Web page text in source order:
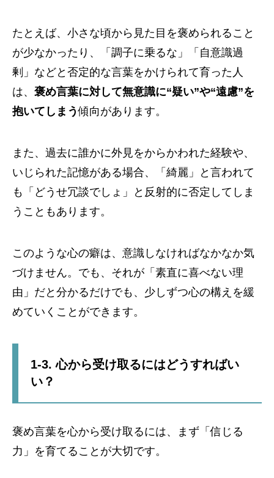
たとえば、小さな頃から見た目を褒められること
が少なかったり、「調子に乗るな」「自意識過
剰」などと否定的な言葉をかけられて育った人
は、 褒め言葉に対して無意識に“疑い”や“遠慮”を
抱いてしまう傾向があります。
また、過去に誰かに外見をからかわれた経験や、
いじられた記憶がある場合、「綺麗」と言われて
も「どうせ冗談でしょ」と反射的に否定してしま
うこともあります。
このような心の癖は、意識しなければなかなか気
づけません。でも、それが「素直に喜べない理
由」だと分かるだけでも、少しずつ心の構えを緩
めていくことができます。
1-3. 心から受け取るにはどうすればい
い？
褒め言葉を心から受け取るには、まず「信じる
力」を育てることが大切です。